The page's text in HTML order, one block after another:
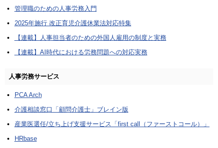
管理職のための人事労務入門
2025年施行 改正育児介護休業法対応特集
【連載】人事担当者のための外国人雇用の制度と実務
【連載】AI時代における労務問題への対応実務
人事労務サービス
PCA Arch
介護相談窓口「顧問介護士」ブレイン版
産業医選任/立ち上げ支援サービス「first call（ファーストコール）」
HRbase